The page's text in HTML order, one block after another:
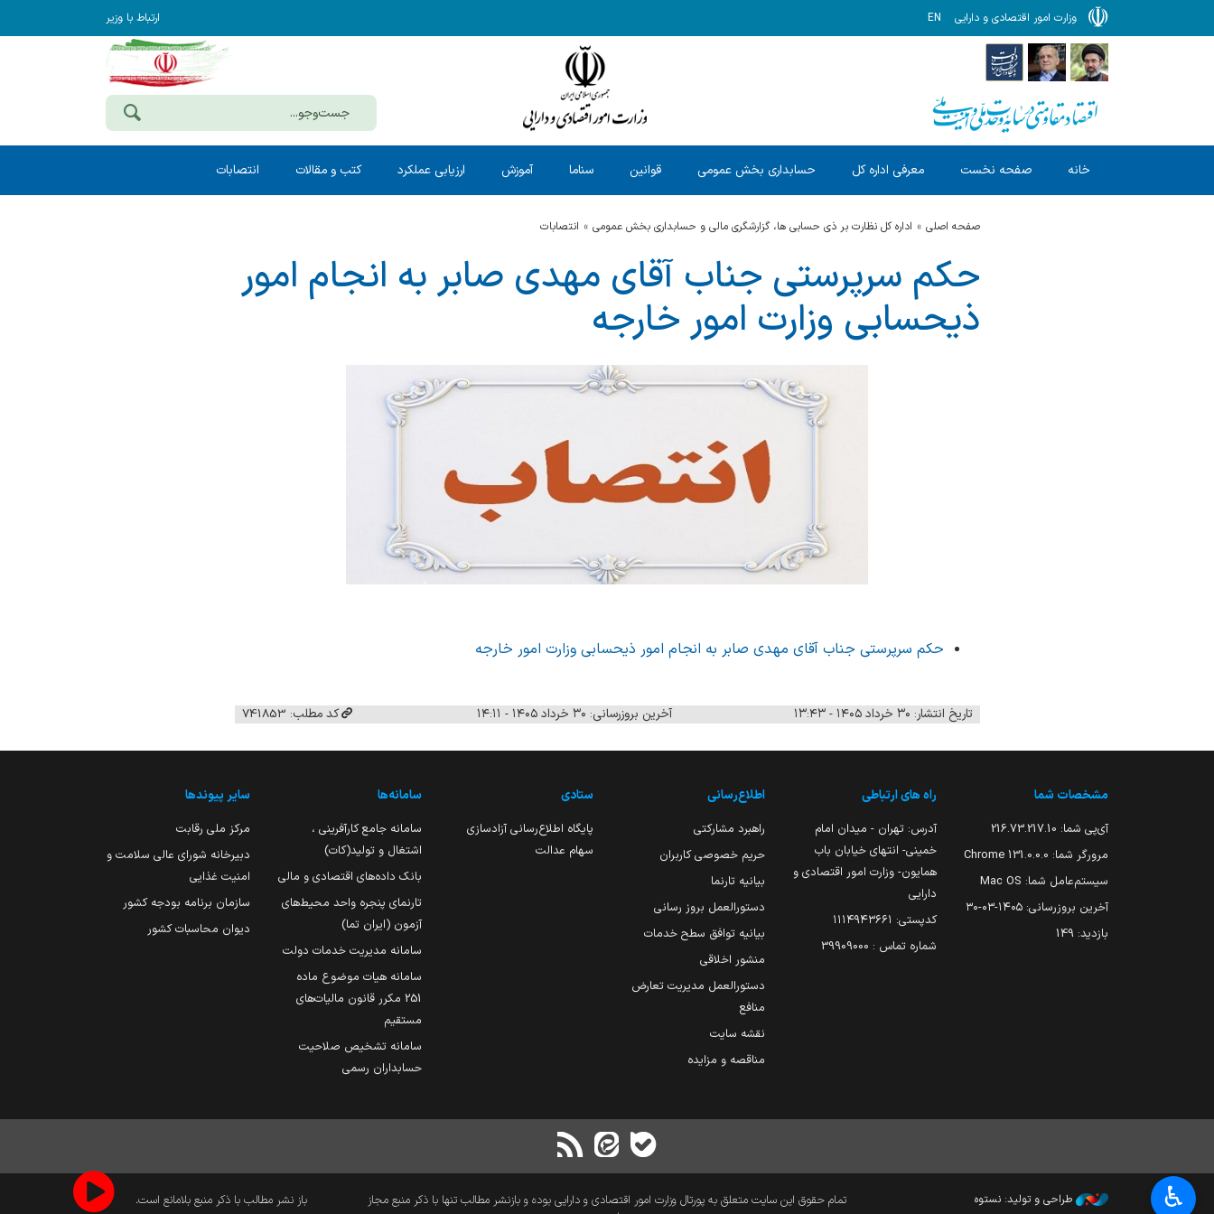
وزارت امور اقتصادی و دارایی EN ارتباط با وزیر
خانه صفحه نخست معرفی اداره کل حسابداری بخش عمومی قوانین سناما آموزش ارزیابی عملکرد کتب و مقالات انتصابات
صفحه اصلی اداره کل نظارت بر ذی حسابی ها، گزارشگری مالی و حسابداری بخش عمومی انتصابات
حکم سرپرستی جناب آقای مهدی صابر به انجام امور
ذیحسابی وزارت امور خارجه
حکم سرپرستی جناب آقای مهدی صابر به انجام امور ذیحسابی وزارت امور خارجه
تاریخ انتشار: ۳۰ خرداد ۱۴۰۵ - ۱۳:۴۳ آخرین بروزرسانی: ۳۰ خرداد ۱۴۰۵ - ۱۴:۱۱ کد مطلب: 741853
مشخصات شما
آی‌پی شما: 216.73.217.10
مرورگر شما: 131.0.0.0 Chrome
سیستم‌عامل شما: Mac OS
آخرین بروزرسانی: ۱۴۰۵-۰۳-۳۰
بازدید: 149
راه های ارتباطی
آدرس: تهران - میدان امام
خمینی- انتهای خیابان باب
همایون- وزارت امور اقتصادی و
دارایی
کدپستی: ۱۱۱۴۹۴۳۶۶۱
شماره تماس : 39909000
اطلاع‌رسانی
راهبرد مشارکتی
حریم خصوصی کاربران
بیانیه تارنما
دستورالعمل بروز رسانی
بیانیه توافق سطح خدمات
منشور اخلاقی
دستورالعمل مدیریت تعارض
منافع
نقشه سایت
مناقصه و مزایده
ستادی
پایگاه اطلاع‌رسانی آزادسازی
سهام عدالت
سامانه‌ها
سامانه جامع کارآفرینی ،
اشتغال و تولید(کات)
بانک داده‌های اقتصادی و مالی
تارنمای پنجره واحد محیط‌های
آزمون (ایران تما)
سامانه مدیریت خدمات دولت
سامانه هیات موضوع ماده
251 مکرر قانون مالیات‌های
مستقیم
سامانه تشخیص صلاحیت
حسابداران رسمی
سایر پیوندها
مرکز ملی رقابت
دبیرخانه شورای عالی سلامت و
امنیت غذایی
سازمان برنامه بودجه کشور
دیوان محاسبات کشور
طراحی و تولید: نستوه
تمام حقوق این سایت متعلق به پورتال وزارت امور اقتصادی و دارایی بوده و بازنشر مطالب تنها با ذکر منبع مجاز
باز نشر مطالب با ذکر منبع بلامانع است. ♿︎